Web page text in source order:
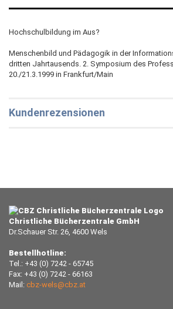
Hochschulbildung im Aus?
Menschenbild und Pädagogik in der
dritten Jahrtausends. 2. Symposium des
20./21.3.1999 in Frankfurt/Main
Kundenrezensionen
Christliche Bücherzentrale GmbH
Dr.Schauer Str. 26, 4600 Wels
Bestellhotline:
Tel.: +43 (0) 7242 - 65745
Fax: +43 (0) 7242 - 66163
Mail: cbz-wels@cbz.at